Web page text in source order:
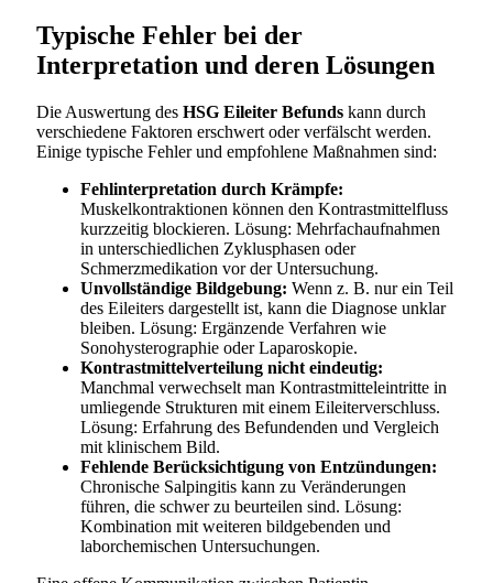
Typische Fehler bei der
Interpretation und deren Lösungen
Die Auswertung des HSG Eileiter Befunds kann durch
verschiedene Faktoren erschwert oder verfälscht werden.
Einige typische Fehler und empfohlene Maßnahmen sind:
Fehlinterpretation durch Krämpfe:
Muskelkontraktionen können den Kontrastmittelfluss
kurzzeitig blockieren. Lösung: Mehrfachaufnahmen
in unterschiedlichen Zyklusphasen oder
Schmerzmedikation vor der Untersuchung.
Unvollständige Bildgebung: Wenn z. B. nur ein Teil
des Eileiters dargestellt ist, kann die Diagnose unklar
bleiben. Lösung: Ergänzende Verfahren wie
Sonohysterographie oder Laparoskopie.
Kontrastmittelverteilung nicht eindeutig:
Manchmal verwechselt man Kontrastmitteleintritte in
umliegende Strukturen mit einem Eileiterverschluss.
Lösung: Erfahrung des Befundenden und Vergleich
mit klinischem Bild.
Fehlende Berücksichtigung von Entzündungen:
Chronische Salpingitis kann zu Veränderungen
führen, die schwer zu beurteilen sind. Lösung:
Kombination mit weiteren bildgebenden und
laborchemischen Untersuchungen.